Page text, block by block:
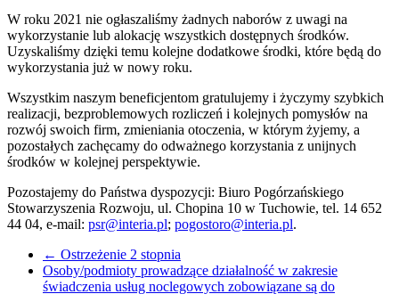
W roku 2021 nie ogłaszaliśmy żadnych naborów z uwagi na
wykorzystanie lub alokację wszystkich dostępnych środków.
Uzyskaliśmy dzięki temu kolejne dodatkowe środki, które będą do
wykorzystania już w nowy roku.
Wszystkim naszym beneficjentom gratulujemy i życzymy szybkich
realizacji, bezproblemowych rozliczeń i kolejnych pomysłów na
rozwój swoich firm, zmieniania otoczenia, w którym żyjemy, a
pozostałych zachęcamy do odważnego korzystania z unijnych
środków w kolejnej perspektywie.
Pozostajemy do Państwa dyspozycji: Biuro Pogórzańskiego
Stowarzyszenia Rozwoju, ul. Chopina 10 w Tuchowie, tel. 14 652
44 04, e-mail: psr@interia.pl; pogostoro@interia.pl.
← Ostrzeżenie 2 stopnia
Osoby/podmioty prowadzące działalność w zakresie
świadczenia usług noclegowych zobowiązane są do